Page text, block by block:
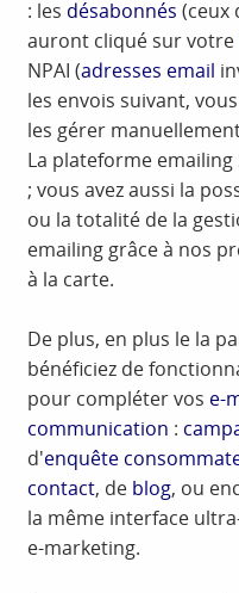
: les désabonnés (ceux
auront cliqué sur votre
NPAI (adresses email
les envois suivant,
les gérer
La plateforme
; vous avez aussi la
ou la totalité de la
emailing grâce à nos
à la carte.
De plus, en plus le la
bénéficiez de
pour compléter vos e-
communication :
d'enquête
contact, de blog, ou
la même interface
e-marketing.